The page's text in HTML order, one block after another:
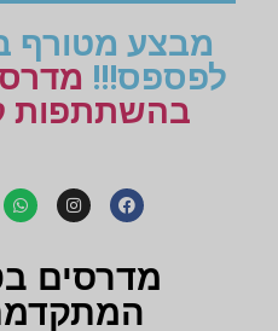
מבצע מטורף
לפספס!!!
בהשתתפות
מדרסים